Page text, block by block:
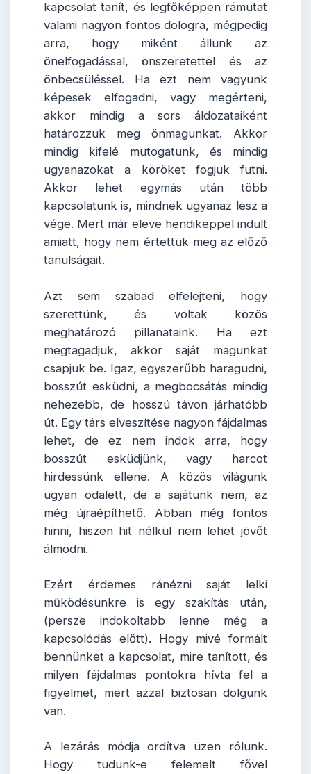
kapcsolat tanít, és legfőképpen rámutat
valami nagyon fontos dologra, mégpedig
arra, hogy miként állunk az
önelfogadással, önszeretettel és az
önbecsüléssel. Ha ezt nem vagyunk
képesek elfogadni, vagy megérteni,
akkor mindig a sors áldozataiként
határozzuk meg önmagunkat. Akkor
mindig kifelé mutogatunk, és mindig
ugyanazokat a köröket fogjuk futni.
Akkor lehet egymás után több
kapcsolatunk is, mindnek ugyanaz lesz a
vége. Mert már eleve hendikeppel indult
amiatt, hogy nem értettük meg az előző
tanulságait.
Azt sem szabad elfelejteni, hogy
szerettünk, és voltak közös
meghatározó pillanataink. Ha ezt
megtagadjuk, akkor saját magunkat
csapjuk be. Igaz, egyszerűbb haragudni,
bosszút esküdni, a megbocsátás mindig
nehezebb, de hosszú távon járhatóbb
út. Egy társ elveszítése nagyon fájdalmas
lehet, de ez nem indok arra, hogy
bosszút esküdjünk, vagy harcot
hirdessünk ellene. A közös világunk
ugyan odalett, de a sajátunk nem, az
még újraépíthető. Abban még fontos
hinni, hiszen hit nélkül nem lehet jövőt
álmodni.
Ezért érdemes ránézni saját lelki
működésünkre is egy szakítás után,
(persze indokoltabb lenne még a
kapcsolódás előtt). Hogy mivé formált
bennünket a kapcsolat, mire tanított, és
milyen fájdalmas pontokra hívta fel a
figyelmet, mert azzal biztosan dolgunk
van.
A lezárás módja ordítva üzen rólunk.
Hogy tudunk-e felemelt fővel